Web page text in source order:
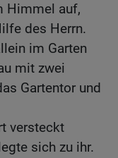
Himmel auf,
des Herrn.
im Garten
mit zwei
Gartentor und
versteckt
sich zu ihr.